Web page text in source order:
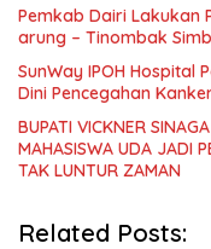
Pemkab Dairi Lakukan
arung – Tinombak
SunWay IPOH Hospital
Dini Pencegahan
BUPATI VICKNER
MAHASISWA UDA JADI
TAK LUNTUR ZAMAN
Related Posts: